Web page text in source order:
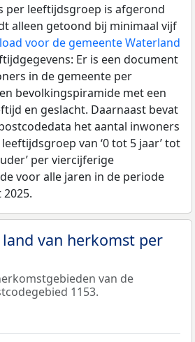
per leeftijdsgroep is afgerond
alleen getoond bij minimaal vijf
voor de gemeente Waterland
Er is een document
in de gemeente per
bevolkingspiramide met een
en geslacht. Daarnaast bevat
het aantal inwoners
van ‘0 tot 5 jaar’ tot
per viercijferige
voor alle jaren in de periode
van herkomst per
van de
1153.